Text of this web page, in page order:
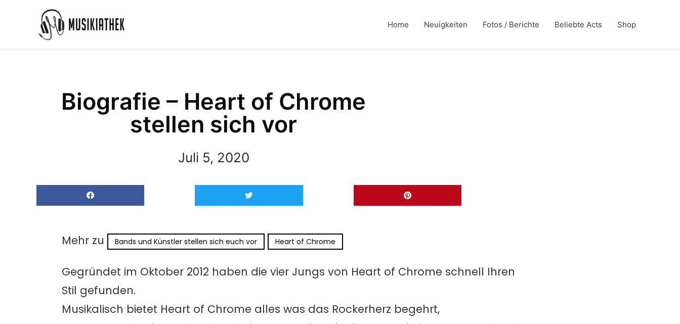
Home Neuigkeiten Fotos / Berichte Beliebte Acts Shop
Biografie – Heart of Chrome
stellen sich vor
Juli 5, 2020
Mehr zu Bands und Künstler stellen sich euch vor Heart of Chrome
Gegründet im Oktober 2012 haben die vier Jungs von Heart of Chrome schnell Ihren
Stil gefunden.
Musikalisch bietet Heart of Chrome alles was das Rockerherz begehrt,